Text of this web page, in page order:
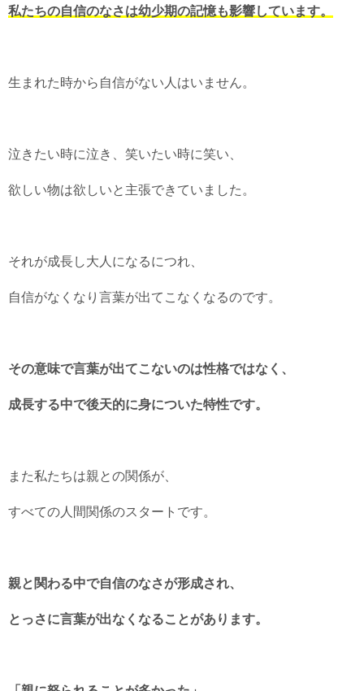
私たちの自信のなさは幼少期の記憶も影響しています。
生まれた時から自信がない人はいません。
泣きたい時に泣き、笑いたい時に笑い、
欲しい物は欲しいと主張できていました。
それが成長し大人になるにつれ、
自信がなくなり言葉が出てこなくなるのです。
その意味で言葉が出てこないのは性格ではなく、
成長する中で後天的に身についた特性です。
また私たちは親との関係が、
すべての人間関係のスタートです。
親と関わる中で自信のなさが形成され、
とっさに言葉が出なくなることがあります。